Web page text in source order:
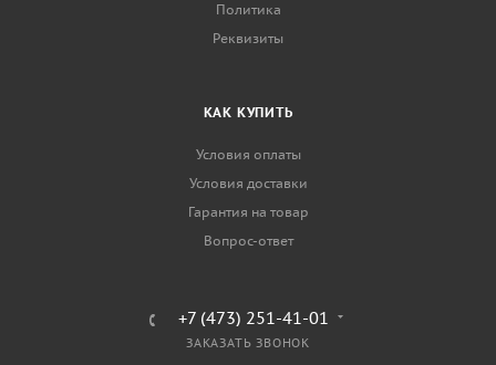
Политика
Реквизиты
КАК КУПИТЬ
Условия оплаты
Условия доставки
Гарантия на товар
Вопрос-ответ
+7 (473) 251-41-01
ЗАКАЗАТЬ ЗВОНОК